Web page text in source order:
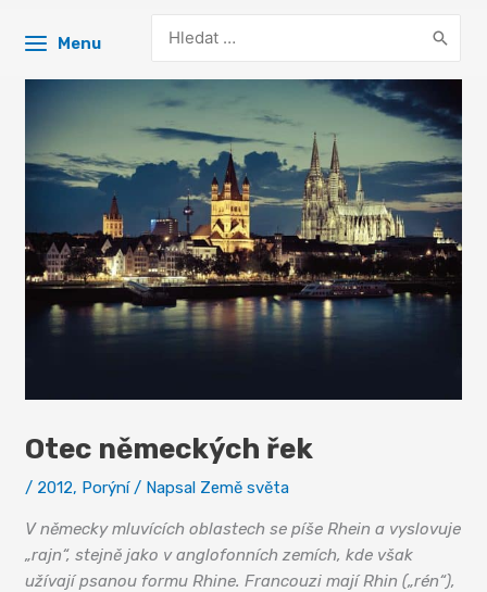
Menu
for:
Otec německých řek
/ 2012, Porýní/ Napsal Země světa
V německy mluvících oblastech se píše Rhein a vyslovuje
„rajn“, stejně jako v anglofonních zemích, kde však
užívají psanou formu Rhine. Francouzi mají Rhin („rén“),